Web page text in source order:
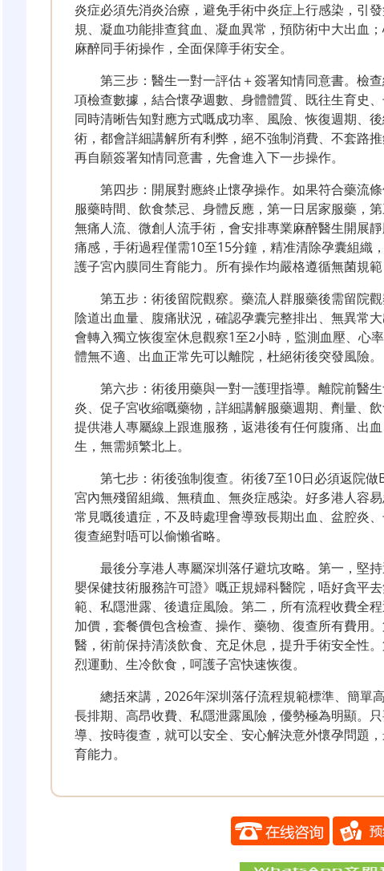
炎症必須先消炎治療，避免手術中炎症上行感染，引
規、凝血功能排查貧血、凝血異常，預防術中大出血
麻醉同手術操作，全面保障手術安全。
第三步：醫生一對一評估＋簽署知情同意書。檢
項檢查數據，結合懷孕週數、身體體質、既往生育史
同時清晰告知對應方式嘅成功率、風險、恢復週期、
術，都會詳細講解所有利弊，絕不強制消費、不套路
再自願簽署知情同意書，先會進入下一步操作。
第四步：開展對應終止懷孕操作。如果符合藥流
服藥時間、飲食禁忌、身體反應，第一日居家服藥，
無痛人流、微創人流手術，會安排專業麻醉醫生開展
痛感，手術過程僅需10至15分鐘，精准清除孕囊組織
護子宮內膜同生育能力。所有操作均嚴格遵循無菌規範
第五步：術後留院觀察。藥流人群服藥後需留院
陰道出血量、腹痛狀況，確認孕囊完整排出、無異常
會轉入獨立恢復室休息觀察1至2小時，監測血壓、心
體無不適、出血正常先可以離院，杜絕術後突發風險。
第六步：術後用藥與一對一護理指導。離院前醫
炎、促子宮收縮嘅藥物，詳細講解服藥週期、劑量、
提供港人專屬線上跟進服務，返港後有任何腹痛、出
生，無需頻繁北上。
第七步：術後強制復查。術後7至10日必須返院做
宮內無殘留組織、無積血、無炎症感染。好多港人容
常見嘅後遺症，不及時處理會導致長期出血、盆腔炎
復查絕對唔可以偷懶省略。
最後分享港人專屬深圳落仔避坑攻略。第一，堅
嬰保健技術服務許可證》嘅正規婦科醫院，唔好貪平
範、私隱泄露、後遺症風險。第二，所有流程收費全
加價，套餐價包含檢查、操作、藥物、復查所有費用
醫，術前保持清淡飲食、充足休息，提升手術安全性
烈運動、生冷飲食，呵護子宮快速恢復。
總括來講，2026年深圳落仔流程規範標準、簡單
長排期、高昂收費、私隱泄露風險，優勢極為明顯。
導、按時復查，就可以安全、安心解決意外懷孕問題
育能力。